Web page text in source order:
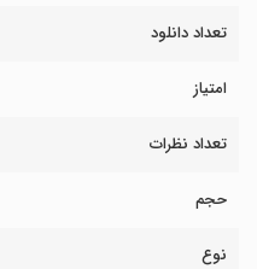
تعداد دانلود
امتیاز
تعداد نظرات
حجم
نوع